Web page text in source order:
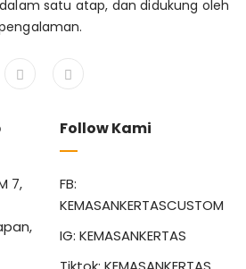
satu atap, dan didukung oleh
7,
Follow Kami
FB:
KEMASANKERTASCUSTOM
IG: KEMASANKERTAS